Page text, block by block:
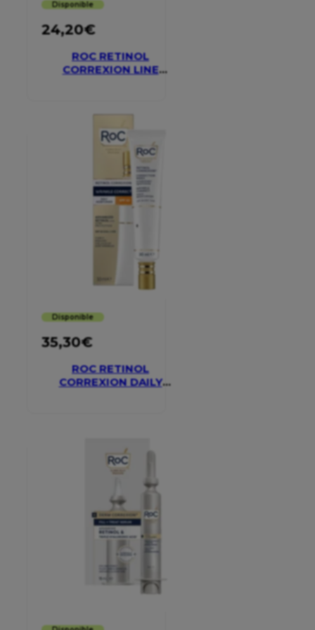
Disponible
24,20€
ROC RETINOL
CORREXION LINE
Disponible
35,30€
ROC RETINOL
CORREXION DAILY